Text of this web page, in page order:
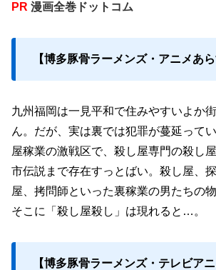
PR 漫画全巻ドットコム
【博多豚骨ラーメンズ・アニメあら
九州福岡は一見平和で住みやすいよか
ん。だが、実は裏では犯罪が蔓延って
屋稼業の激戦区で、殺し屋専門の殺し
市伝説まで存在すっとばい。殺し屋、
屋、拷問師といった裏稼業の男たちの
そこに「殺し屋殺し」は現れると…。
【博多豚骨ラーメンズ・テレビア